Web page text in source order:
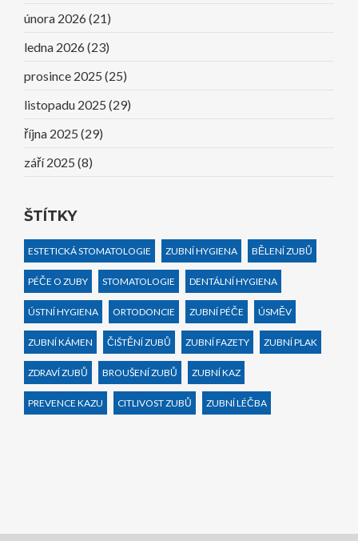
února 2026 (21)
ledna 2026 (23)
prosince 2025 (25)
listopadu 2025 (29)
října 2025 (29)
září 2025 (8)
ŠTÍTKY
ESTETICKÁ STOMATOLOGIE ZUBNÍ HYGIENA BĚLENÍ ZUBŮ
PÉČE O ZUBY STOMATOLOGIE DENTÁLNÍ HYGIENA
ÚSTNÍ HYGIENA ORTODONCIE ZUBNÍ PÉČE ÚSMĚV
ZUBNÍ KÁMEN ČIŠTĚNÍ ZUBŮ ZUBNÍ FAZETY ZUBNÍ PLAK
ZDRAVÍ ZUBŮ BROUŠENÍ ZUBŮ ZUBNÍ KAZ
PREVENCE KAZU CITLIVOST ZUBŮ ZUBNÍ LÉČBA